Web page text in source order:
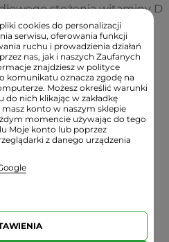
stężenia witaminy D
piersią, kobiety w
sojowy, żelatyna,
pod względem
składników
µm) /
cookies do personalizacji
serwisu, oferowania funkcji
ruchu i prowadzienia działań
nas, jak i naszych Zaufanych
znajdziesz w polityce
komunikatu oznacza zgodę na
Możesz określić warunki
nich klikając w zakładkę
masz konto w naszym sklepie
momencie używając do tego
Moje konto lub poprzez
z danego urządzenia